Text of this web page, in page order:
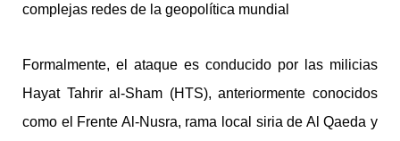
complejas redes de la geopolítica mundial
Formalmente, el ataque es conducido por las milicias
Hayat Tahrir al-Sham (HTS), anteriormente conocidos
como el Frente Al-Nusra, rama local siria de Al Qaeda y